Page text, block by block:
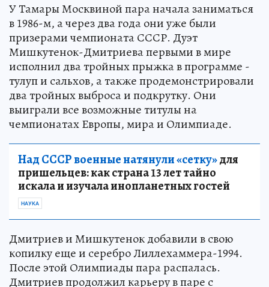
У Тамары Москвиной пара начала заниматься
в 1986-м, а через два года они уже были
призерами чемпионата СССР. Дуэт
Мишкутенок-Дмитриева первыми в мире
исполнил два тройных прыжка в программе -
тулуп и сальхов, а также продемонстрировали
два тройных выброса и подкрутку. Они
выиграли все возможные титулы на
чемпионатах Европы, мира и Олимпиаде.
Над СССР военные натянули «сетку»для
пришельцев: как страна 13 лет тайно
искала и изучала инопланетных гостей
НАУКА
Дмитриев и Мишкутенок добавили в свою
копилку еще и серебро Лиллехаммера-1994.
После этой Олимпиады пара распалась.
Дмитриев продолжил карьеру в паре с